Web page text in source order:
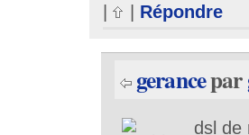
Répondre
gerancepar
dsl de